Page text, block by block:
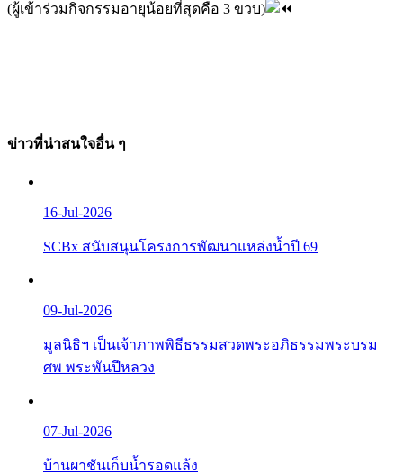
(ผู้เข้าร่วมกิจกรรมอายุน้อยที่สุดคือ 3 ขวบ)
ข่าวที่น่าสนใจอื่น ๆ
16-Jul-2026
SCBx สนับสนุนโครงการพัฒนาแหล่งน้ำปี 69
09-Jul-2026
มูลนิธิฯ เป็นเจ้าภาพพิธีธรรมสวดพระอภิธรรมพระบรม
ศพ พระพันปีหลวง
07-Jul-2026
บ้านผาชันเก็บน้ำรอดแล้ง